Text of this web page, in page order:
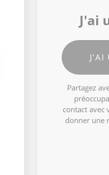
J'ai
J'AI
Partagez
contact avec
donner une